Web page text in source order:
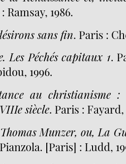
Ramsay, 1986.
sans fin. Paris :
Les Péchés capitaux 1.
1996.
au christianisme :
siècle. Paris : Fayard,
Thomas Munzer, ou, La
[Paris] : Ludd,